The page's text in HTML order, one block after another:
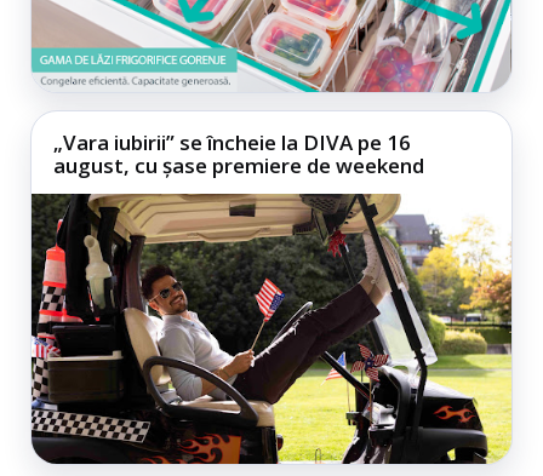
„Vara iubirii” se încheie la DIVA pe 16
august, cu șase premiere de weekend